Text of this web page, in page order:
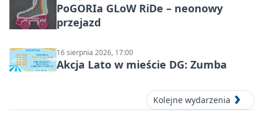
PoGORIa GLoW RiDe – neonowy
przejazd
16 sierpnia 2026, 17:00
Akcja Lato w mieście DG: Zumba
Kolejne wydarzenia